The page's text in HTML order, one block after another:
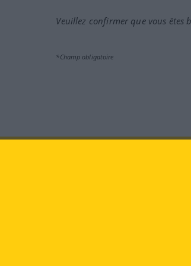
Veuillez confirmer que vous
*Champ obligatoire